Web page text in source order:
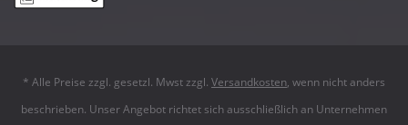
* Alle Preise zzgl. gesetzl. Mwst zzgl. Versandkosten, wenn nicht anders
beschrieben. Unser Angebot richtet sich ausschließlich an Unternehmen